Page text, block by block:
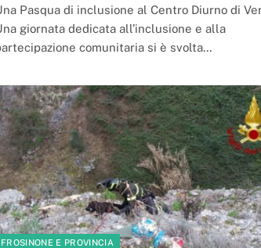
Pasqua di inclusione al Centro Diurno di
giornata dedicata all’inclusione e alla
comunitaria si è svolta…
FROSINONE E PROVINCIA